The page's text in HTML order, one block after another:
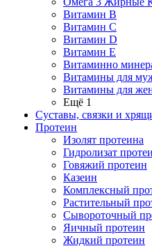
Витамин B
Витамин C
Витамин D
Витамин E
Витаминно
Витамины для
Витамины для
Ещё 1
Суставы, связки и
Протеин
Изолят протеина
Гидролизат
Говяжий протеин
Казеин
Комплексный
Растительный
Сывороточный
Яичный протеин
Жидкий протеин